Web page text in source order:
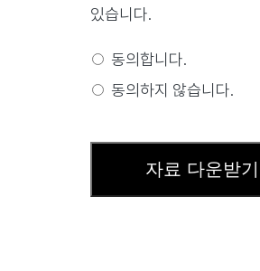
있습니다.
동의합니다.
동의하지 않습니다.
자료 다운받기